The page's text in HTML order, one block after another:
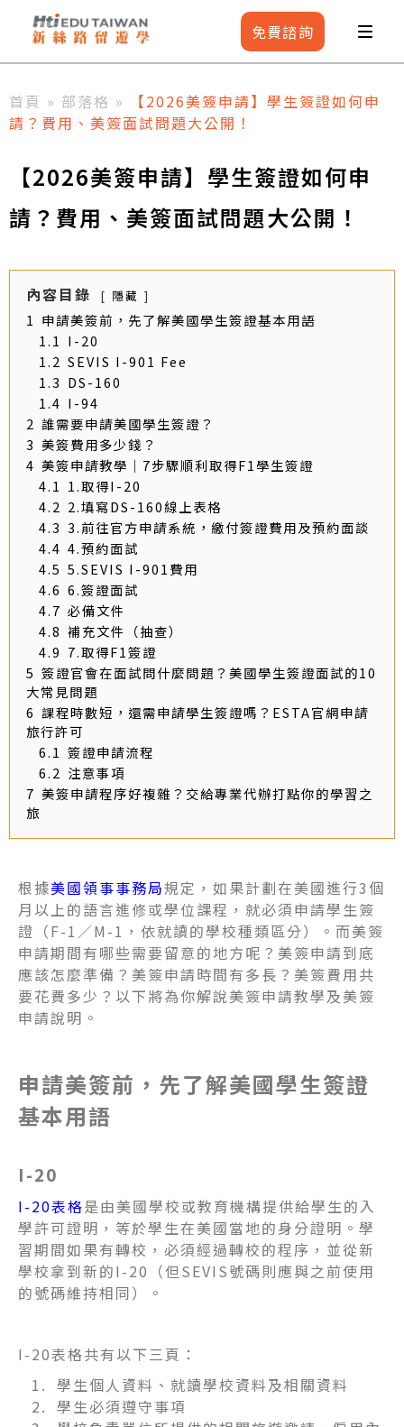
免費諮詢
首頁 » 部落格 »
【2026美簽申請】學生簽證如何申
請？費用、美簽面試問題大公開！
【2026美簽申請】學生簽證如何申
請？費用、美簽面試問題大公開！
內容目錄 隱藏
1 申請美簽前，先了解美國學生簽證基本用語
1.1 I-20
1.2 SEVIS I-901 Fee
1.3 DS-160
1.4 I-94
2 誰需要申請美國學生簽證？
3 美簽費用多少錢？
4 美簽申請教學｜7步驟順利取得F1學生簽證
4.1 1.取得I-20
4.2 2.填寫DS-160線上表格
4.3 3.前往官方申請系統，繳付簽證費用及預約面談
4.4 4.預約面試
4.5 5.SEVIS I-901費用
4.6 6.簽證面試
4.7 必備文件
4.8 補充文件（抽查）
4.9 7.取得F1簽證
5 簽證官會在面試問什麼問題？美國學生簽證面試的10
大常見問題
6 課程時數短，還需申請學生簽證嗎？ESTA官網申請
旅行許可
6.1 簽證申請流程
6.2 注意事項
7 美簽申請程序好複雜？交給專業代辦打點你的學習之
旅
根據美國領事事務局規定，如果計劃在美國進行3個
月以上的語言進修或學位課程，就必須申請學生簽
證（F-1／M-1，依就讀的學校種類區分）。而美簽
申請期間有哪些需要留意的地方呢？美簽申請到底
應該怎麼準備？美簽申請時間有多長？美簽費用共
要花費多少？以下將為你解說美簽申請教學及美簽
申請說明。
申請美簽前，先了解美國學生簽證
基本用語
I-20
I-20表格是由美國學校或教育機構提供給學生的入
學許可證明，等於學生在美國當地的身分證明。學
習期間如果有轉校，必須經過轉校的程序，並從新
學校拿到新的I-20（但SEVIS號碼則應與之前使用
的號碼維持相同）。
I-20表格共有以下三頁：
學生個人資料、就讀學校資料及相關資料
學生必須遵守事項